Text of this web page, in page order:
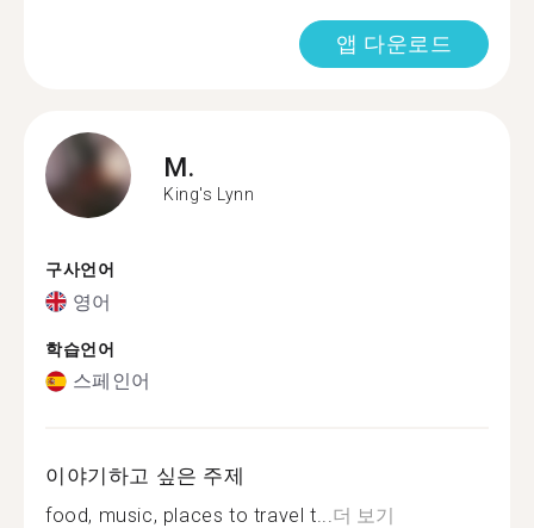
앱 다운로드
M.
King's Lynn
구사언어
영어
학습언어
스페인어
이야기하고 싶은 주제
food, music, places to travel t...더 보기